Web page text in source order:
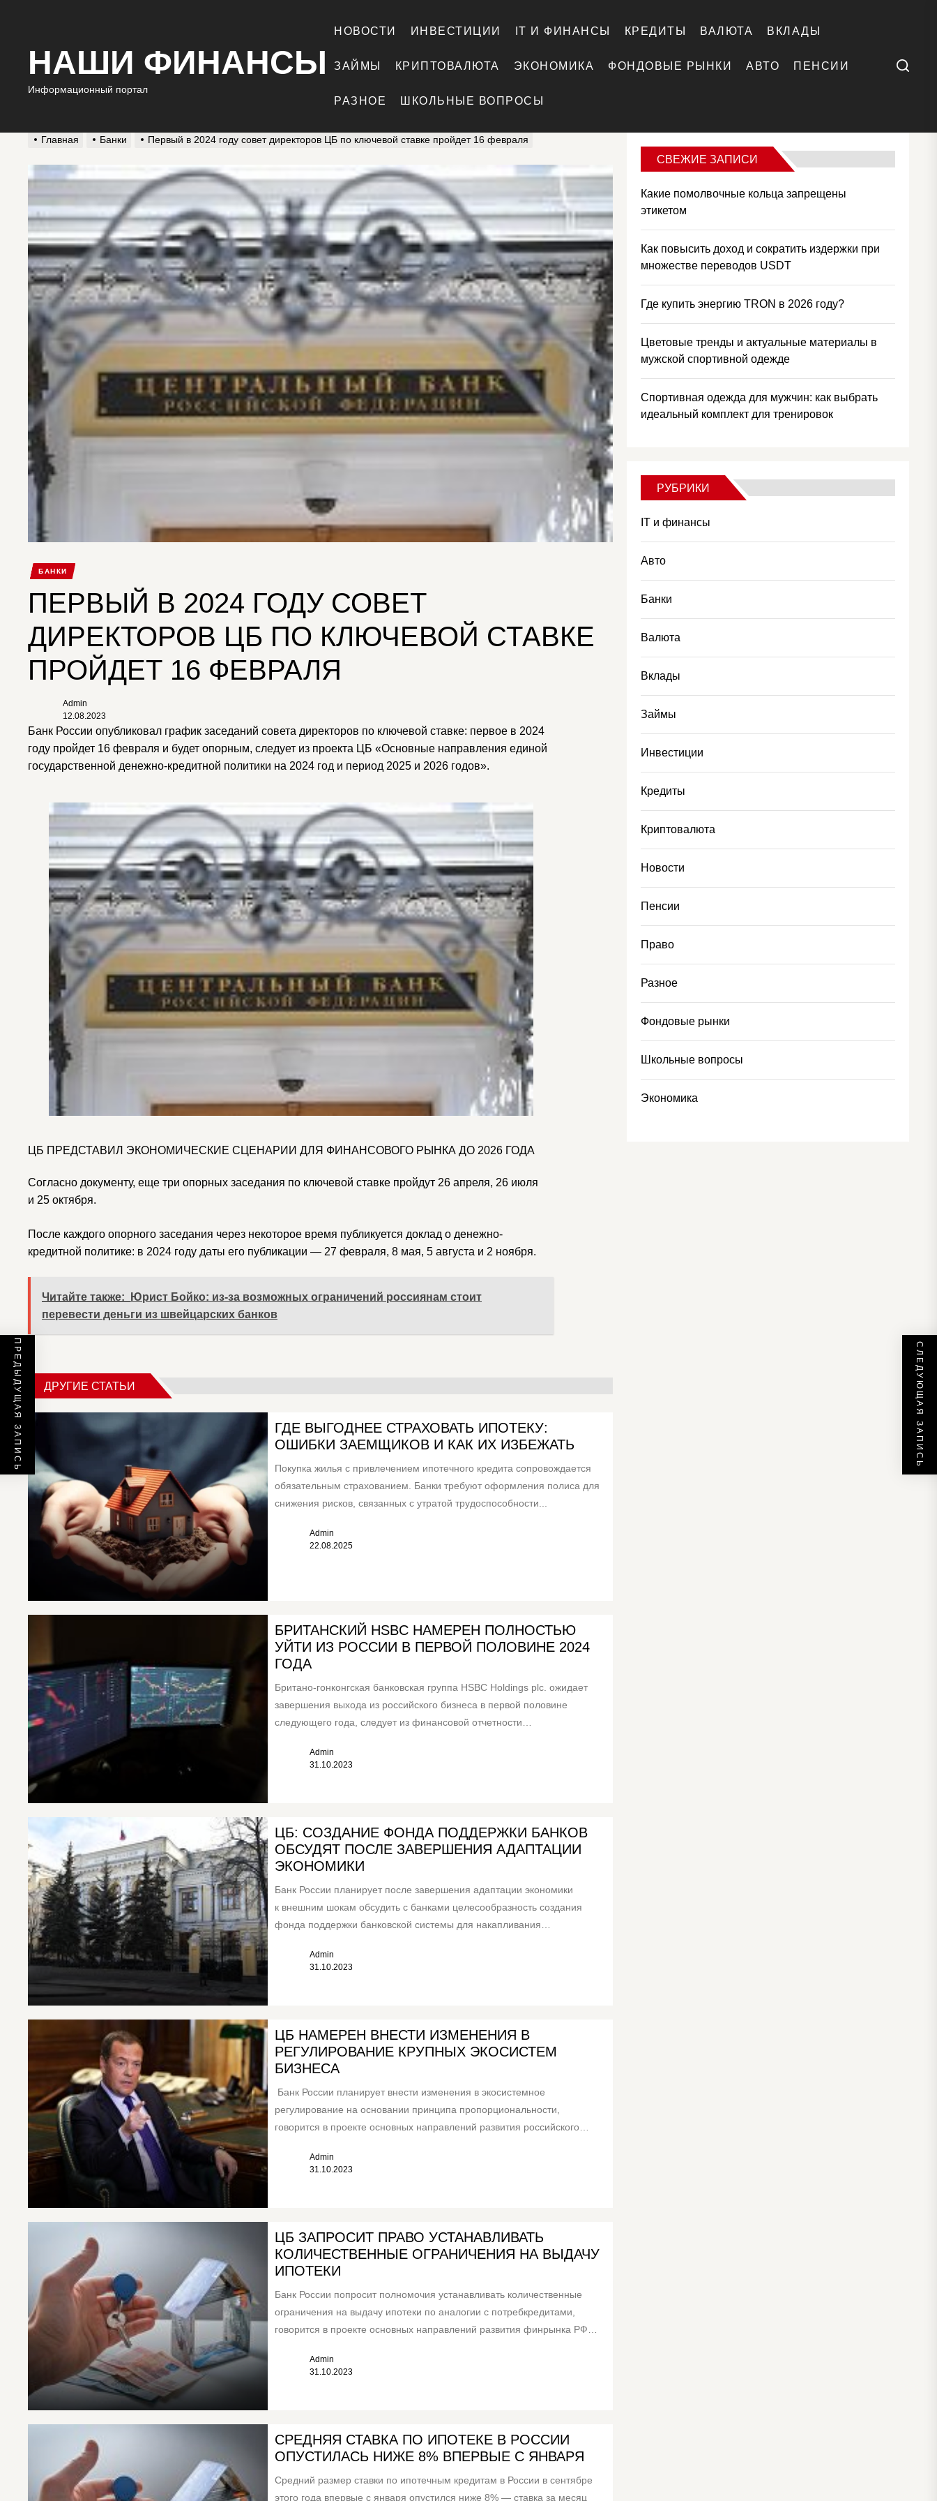
НАШИ ФИНАНСЫ
Информационный портал
НОВОСТИ ИНВЕСТИЦИИ IT И ФИНАНСЫ КРЕДИТЫ ВАЛЮТА ВКЛАДЫ
ЗАЙМЫ КРИПТОВАЛЮТА ЭКОНОМИКА ФОНДОВЫЕ РЫНКИ АВТО ПЕНСИИ
РАЗНОЕ ШКОЛЬНЫЕ ВОПРОСЫ
Поиск
Главная Банки Первый в 2024 году совет директоров ЦБ по ключевой ставке пройдет 16 февраля
БАНКИ
ПЕРВЫЙ В 2024 ГОДУ СОВЕТ
ДИРЕКТОРОВ ЦБ ПО КЛЮЧЕВОЙ СТАВКЕ
ПРОЙДЕТ 16 ФЕВРАЛЯ
Admin
12.08.2023
Банк России опубликовал график заседаний совета директоров по ключевой ставке: первое в 2024
году пройдет 16 февраля и будет опорным, следует из проекта ЦБ «Основные направления единой
государственной денежно-кредитной политики на 2024 год и период 2025 и 2026 годов».
ЦБ ПРЕДСТАВИЛ ЭКОНОМИЧЕСКИЕ СЦЕНАРИИ ДЛЯ ФИНАНСОВОГО РЫНКА ДО 2026 ГОДА
Согласно документу, еще три опорных заседания по ключевой ставке пройдут 26 апреля, 26 июля
и 25 октября.
После каждого опорного заседания через некоторое время публикуется доклад о денежно-
кредитной политике: в 2024 году даты его публикации — 27 февраля, 8 мая, 5 августа и 2 ноября.
Читайте также:
Юрист Бойко: из-за возможных ограничений россиянам стоит
перевести деньги из швейцарских банков
ПРЕДЫДУЩАЯ ЗАПИСЬ СЛЕДУЮЩАЯ ЗАПИСЬ
ДРУГИЕ СТАТЬИ
ГДЕ ВЫГОДНЕЕ СТРАХОВАТЬ ИПОТЕКУ:
ОШИБКИ ЗАЕМЩИКОВ И КАК ИХ ИЗБЕЖАТЬ
Покупка жилья с привлечением ипотечного кредита сопровождается
обязательным страхованием. Банки требуют оформления полиса для
снижения рисков, связанных с утратой трудоспособности...
Admin
22.08.2025
БРИТАНСКИЙ HSBC НАМЕРЕН ПОЛНОСТЬЮ
УЙТИ ИЗ РОССИИ В ПЕРВОЙ ПОЛОВИНЕ 2024
ГОДА
Британо-гонконгская банковская группа HSBC Holdings plc. ожидает
завершения выхода из российского бизнеса в первой половине
следующего года, следует из финансовой отчетности
Admin
31.10.2023
ЦБ: СОЗДАНИЕ ФОНДА ПОДДЕРЖКИ БАНКОВ
ОБСУДЯТ ПОСЛЕ ЗАВЕРШЕНИЯ АДАПТАЦИИ
ЭКОНОМИКИ
Банк России планирует после завершения адаптации экономики
к внешним шокам обсудить с банками целесообразность создания
фонда поддержки банковской системы для накапливания
Admin
31.10.2023
ЦБ НАМЕРЕН ВНЕСТИ ИЗМЕНЕНИЯ В
РЕГУЛИРОВАНИЕ КРУПНЫХ ЭКОСИСТЕМ
БИЗНЕСА
Банк России планирует внести изменения в экосистемное
регулирование на основании принципа пропорциональности,
говорится в проекте основных направлений развития российского
Admin
31.10.2023
ЦБ ЗАПРОСИТ ПРАВО УСТАНАВЛИВАТЬ
КОЛИЧЕСТВЕННЫЕ ОГРАНИЧЕНИЯ НА ВЫДАЧУ
ИПОТЕКИ
Банк России попросит полномочия устанавливать количественные
ограничения на выдачу ипотеки по аналогии с потребкредитами,
говорится в проекте основных направлений развития финрынка РФ
Admin
31.10.2023
СРЕДНЯЯ СТАВКА ПО ИПОТЕКЕ В РОССИИ
ОПУСТИЛАСЬ НИЖЕ 8% ВПЕРВЫЕ С ЯНВАРЯ
Средний размер ставки по ипотечным кредитам в России в сентябре
этого года впервые с января опустился ниже 8% — ставка за месяц
СВЕЖИЕ ЗАПИСИ
Какие помолвочные кольца запрещены
этикетом
Как повысить доход и сократить издержки при
множестве переводов USDT
Где купить энергию TRON в 2026 году?
Цветовые тренды и актуальные материалы в
мужской спортивной одежде
Спортивная одежда для мужчин: как выбрать
идеальный комплект для тренировок
РУБРИКИ
IT и финансы
Авто
Банки
Валюта
Вклады
Займы
Инвестиции
Кредиты
Криптовалюта
Новости
Пенсии
Право
Разное
Фондовые рынки
Школьные вопросы
Экономика